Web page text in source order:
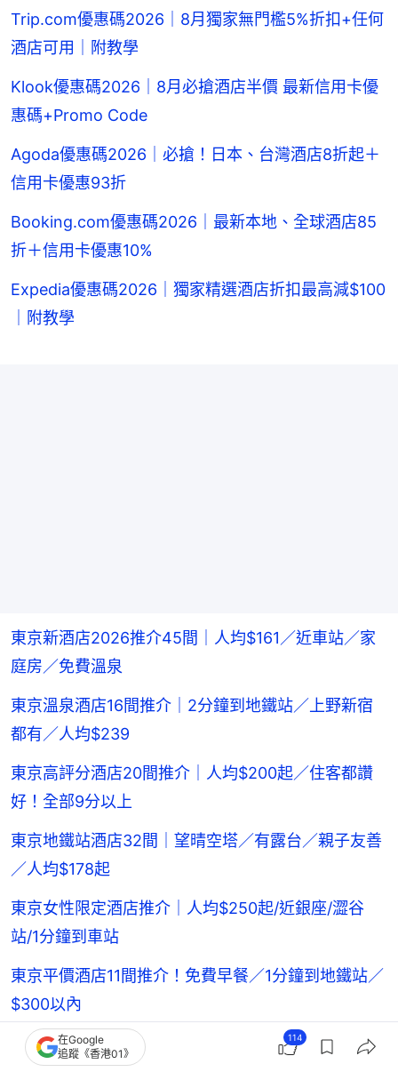
Trip.com優惠碼2026｜8月獨家無門檻5%折扣+任何
酒店可用｜附教學
Klook優惠碼2026｜8月必搶酒店半價 最新信用卡優
惠碼+Promo Code
Agoda優惠碼2026｜必搶！日本、台灣酒店8折起＋
信用卡優惠93折
Booking.com優惠碼2026｜最新本地、全球酒店85
折＋信用卡優惠10%
Expedia優惠碼2026｜獨家精選酒店折扣最高減$100
｜附教學
東京新酒店2026推介45間｜人均$161／近車站／家
庭房／免費溫泉
東京溫泉酒店16間推介｜2分鐘到地鐵站／上野新宿
都有／人均$239
東京高評分酒店20間推介｜人均$200起／住客都讚
好！全部9分以上
東京地鐵站酒店32間｜望晴空塔／有露台／親子友善
／人均$178起
東京女性限定酒店推介｜人均$250起/近銀座/澀谷
站/1分鐘到車站
東京平價酒店11間推介！免費早餐／1分鐘到地鐵站／
$300以內
河口湖溫泉酒店24間推介｜私人風呂賞富士山／一泊
在Google
追蹤《香港01》
114